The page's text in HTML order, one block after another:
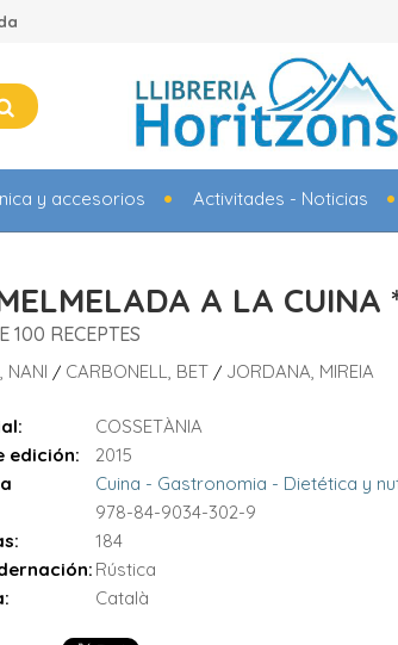
y accesorios Activitades - Noticias
A LA CUINA
100 RECEPTES
NANI / CARBONELL, BET / JORDANA, MIREIA
COSSETÀNIA
edición:
2015
Cuina - Gastronomia - Dietética y
978-84-9034-302-9
184
Rústica
Català